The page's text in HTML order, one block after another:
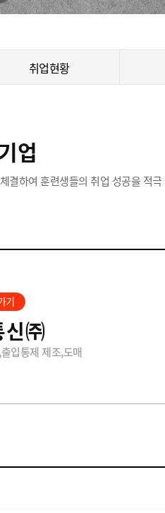
취업현황
업
결하여 훈련생들의 취업 성공을 적
기
신㈜
입통제 제조,도매